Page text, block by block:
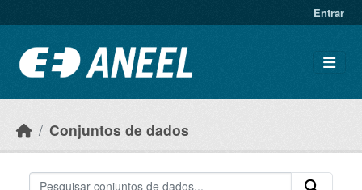
Entrar
Conjuntos de dados